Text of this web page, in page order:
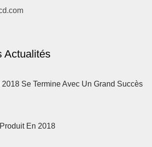
Actualités
Se Termine Avec Un Grand Succès
En 2018